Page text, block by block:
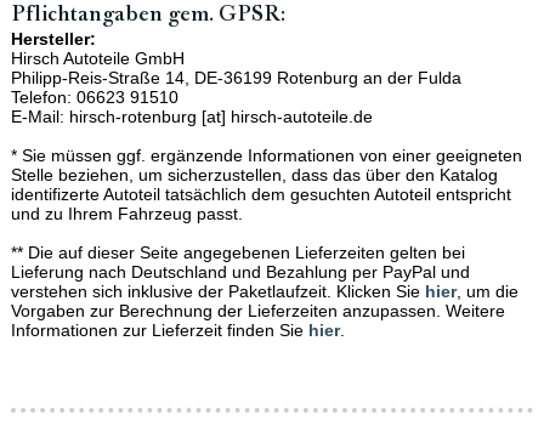
Pflichtangaben gem. GPSR:
Hersteller:
Hirsch Autoteile GmbH
Philipp-Reis-Straße 14, DE-36199 Rotenburg an der Fulda
Telefon: 06623 91510
E-Mail: hirsch-rotenburg [at] hirsch-autoteile.de
* Sie müssen ggf. ergänzende Informationen von einer geeigneten
Stelle beziehen, um sicherzustellen, dass das über den Katalog
identifizerte Autoteil tatsächlich dem gesuchten Autoteil entspricht
und zu Ihrem Fahrzeug passt.
** Die auf dieser Seite angegebenen Lieferzeiten gelten bei
Lieferung nach Deutschland und Bezahlung per PayPal und
verstehen sich inklusive der Paketlaufzeit. Klicken Sie hier, um die
Vorgaben zur Berechnung der Lieferzeiten anzupassen. Weitere
Informationen zur Lieferzeit finden Sie hier.